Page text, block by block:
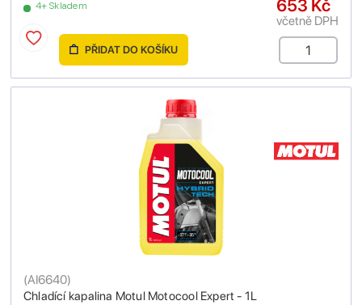
4+ Skladem 653 Kč
včetně DPH
PŘIDAT DO KOŠÍKU
Chladící kapalina Motul Motocool Expert - 1L
(AI6640)